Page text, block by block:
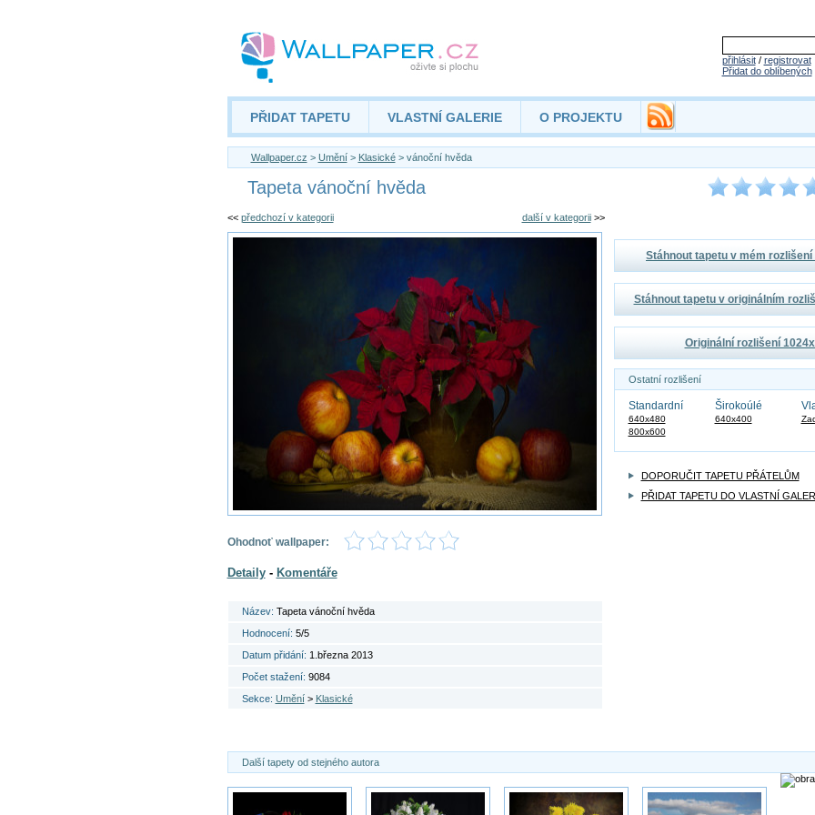
přihlásit/ registrovat
Přidat do oblíbených
PŘIDAT TAPETU VLASTNÍ GALERIE O PROJEKTU
Wallpaper.cz > Umění> Klasické> vánoční hvěda
Tapeta vánoční hvěda
<< předchozí v kategorii další v kategorii>>
Ohodnoť wallpaper:
Detaily- Komentáře
Název: Tapeta vánoční hvěda
Hodnocení: 5/5
Datum přidání: 1.března 2013
Počet stažení: 9084
Sekce: Umění> Klasické
Stáhnout tapetu v mém rozlišení
Stáhnout tapetu v originálním
Originální rozlišení
Ostatní rozlišení
Standardní
640x480
800x600
Širokoúlé
640x400
DOPORUČIT TAPETU PŘÁTELŮM
PŘIDAT TAPETU DO VLASTNÍ
Další tapety od stejného autora